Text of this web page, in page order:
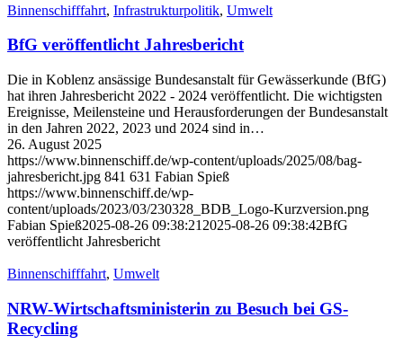
Binnenschifffahrt, Infrastrukturpolitik, Umwelt
BfG veröffentlicht Jahresbericht
Die in Koblenz ansässige Bundesanstalt für Gewässerkunde (BfG)
hat ihren Jahresbericht 2022 - 2024 veröffentlicht. Die wichtigsten
Ereignisse, Meilensteine und Herausforderungen der Bundesanstalt
in den Jahren 2022, 2023 und 2024 sind in…
26. August 2025
https://www.binnenschiff.de/wp-content/uploads/2025/08/bag-
jahresbericht.jpg 841 631 Fabian Spieß
https://www.binnenschiff.de/wp-
content/uploads/2023/03/230328_BDB_Logo-Kurzversion.png
Fabian Spieß2025-08-26 09:38:21 2025-08-26 09:38:42BfG
veröffentlicht Jahresbericht
Binnenschifffahrt, Umwelt
NRW-Wirtschaftsministerin zu Besuch bei GS-
Recycling